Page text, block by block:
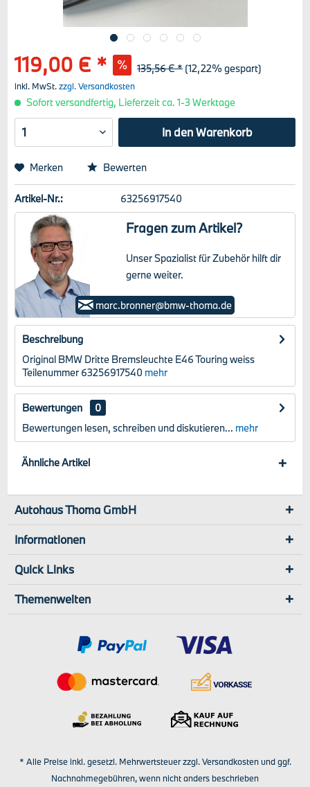
119,00 € * 135,56 € *(12,22% gespart)
inkl. MwSt.zzgl. Versandkosten
Sofort versandfertig, Lieferzeit ca. 1-3 Werktage
In den Warenkorb
Merken Bewerten
Artikel-Nr.: 63256917540
Fragen zum Artikel?
Unser Spazialist für Zubehör hilft dir
gerne weiter.
marc.bronner@bmw-thoma.de
Marc Bronner
Beschreibung
Original BMW Dritte Bremsleuchte E46 Touring weiss
Teilenummer 63256917540 mehr
Bewertungen
0
Bewertungen lesen, schreiben und diskutieren... mehr
Ähnliche Artikel
Autohaus Thoma GmbH
Informationen
Quick Links
Themenwelten
* Alle Preise inkl. gesetzl. Mehrwertsteuer zzgl.Versandkostenund ggf.
Nachnahmegebühren, wenn nicht anders beschrieben